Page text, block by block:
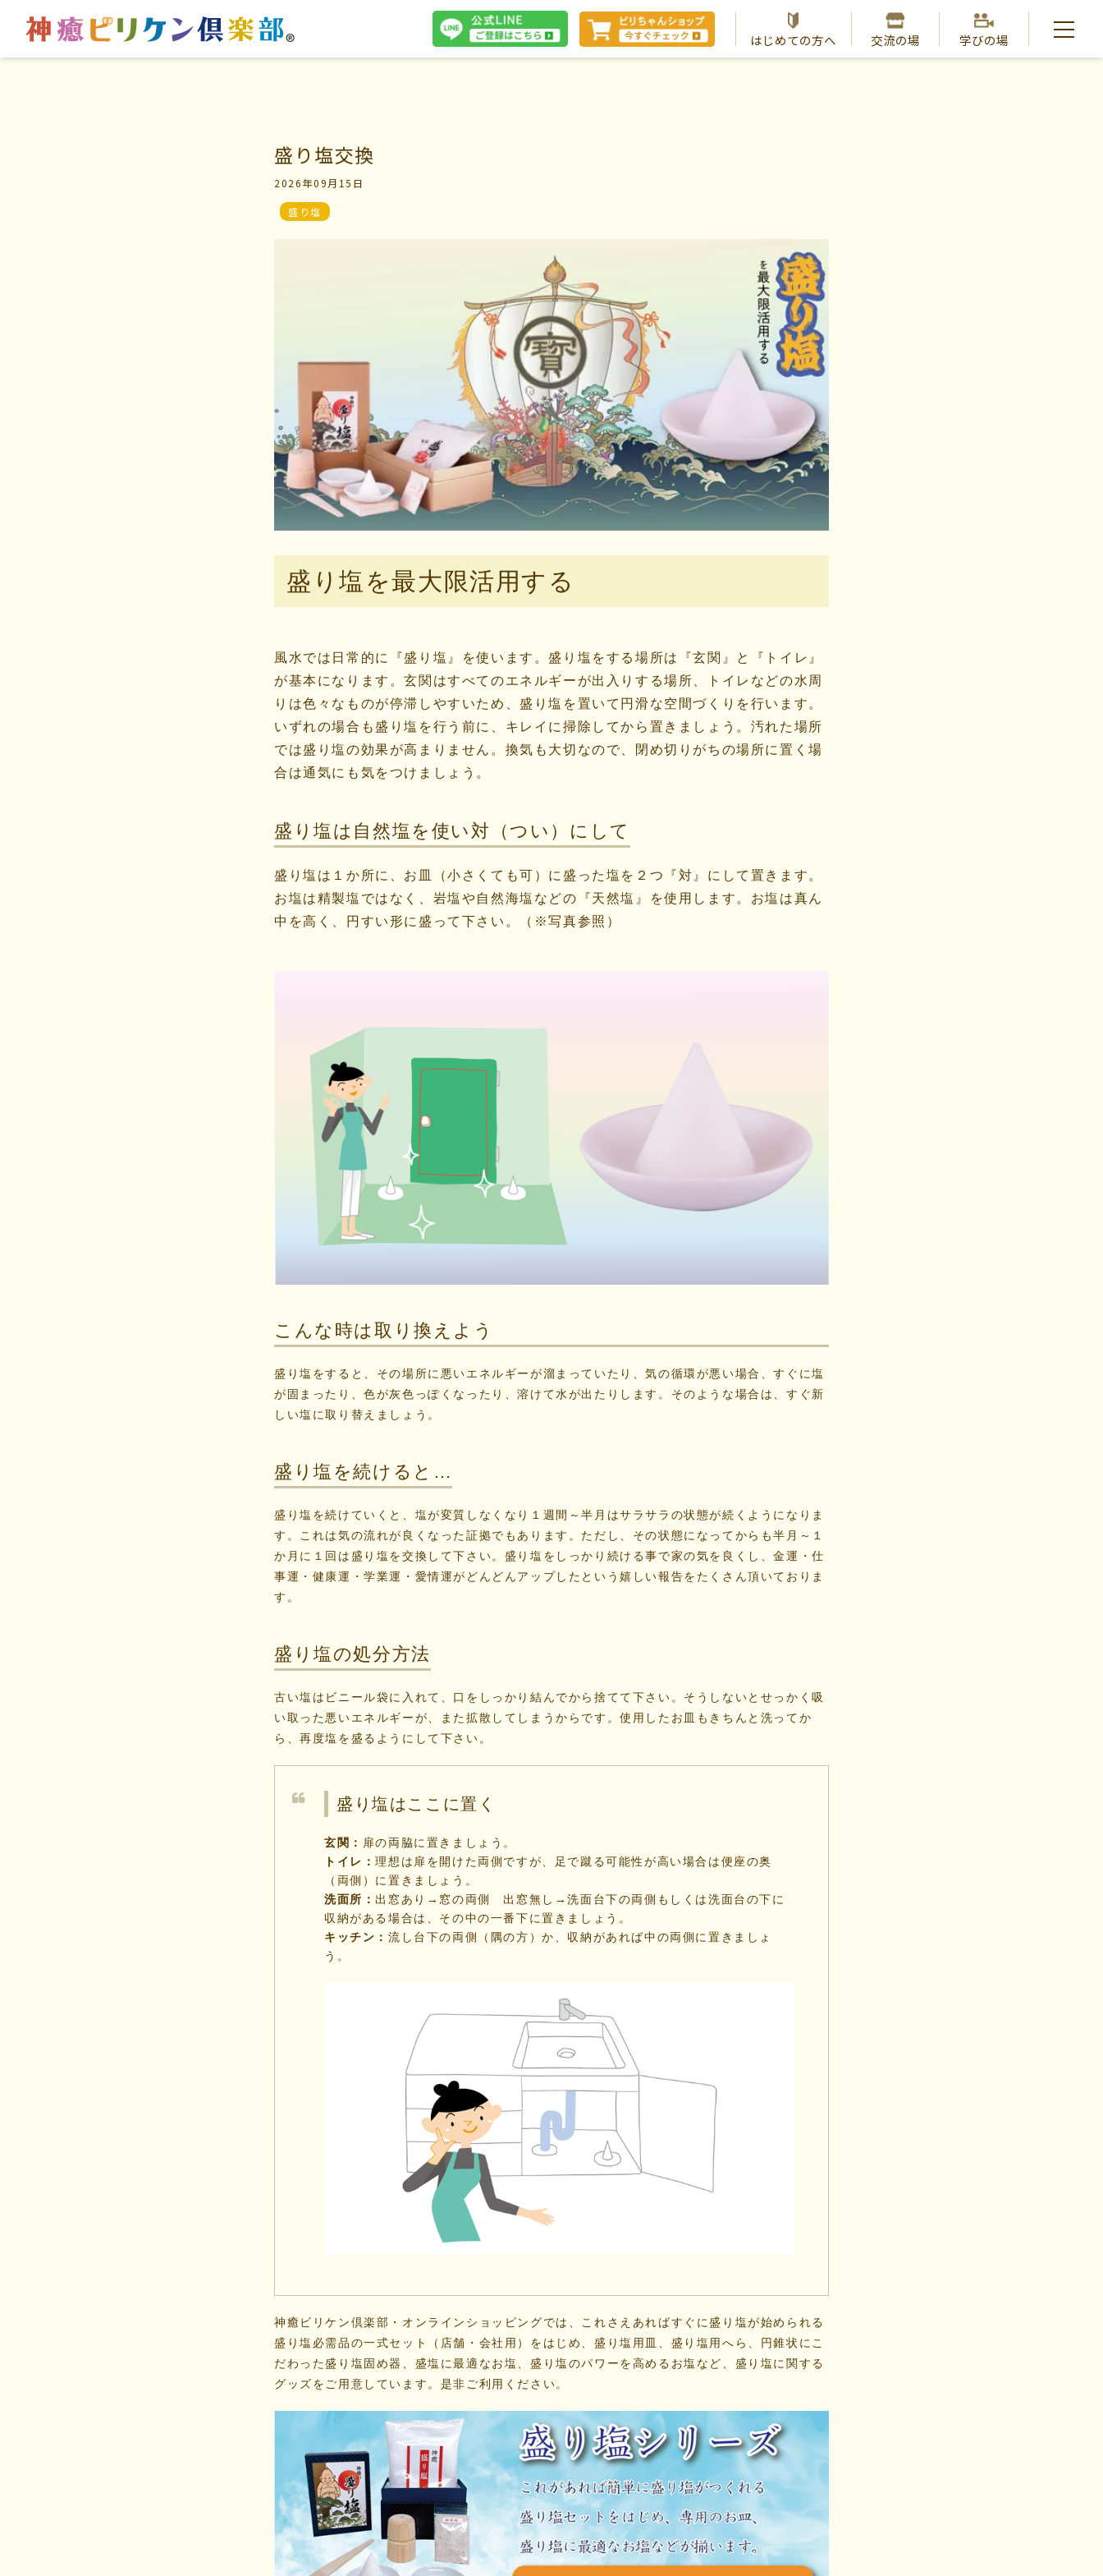
はじめての方へ 交流の場 学びの場
マイビリちゃん診断
盛り塩交換
2026年09月15日
盛り塩
盛り塩を最大限活用する
風水では日常的に『盛り塩』を使います。盛り塩をする場所は『玄関』と『トイレ』
が基本になります。玄関はすべてのエネルギーが出入りする場所、トイレなどの水周
りは色々なものが停滞しやすいため、盛り塩を置いて円滑な空間づくりを行います。
いずれの場合も盛り塩を行う前に、キレイに掃除してから置きましょう。汚れた場所
では盛り塩の効果が高まりません。換気も大切なので、閉め切りがちの場所に置く場
合は通気にも気をつけましょう。
盛り塩は自然塩を使い対（つい）にして
盛り塩は１か所に、お皿（小さくても可）に盛った塩を２つ『対』にして置きます。
お塩は精製塩ではなく、岩塩や自然海塩などの『天然塩』を使用します。お塩は真ん
中を高く、円すい形に盛って下さい。（※写真参照）
こんな時は取り換えよう
盛り塩をすると、その場所に悪いエネルギーが溜まっていたり、気の循環が悪い場合、すぐに塩
が固まったり、色が灰色っぽくなったり、溶けて水が出たりします。そのような場合は、すぐ新
しい塩に取り替えましょう。
盛り塩を続けると…
盛り塩を続けていくと、塩が変質しなくなり１週間～半月はサラサラの状態が続くようになりま
す。これは気の流れが良くなった証拠でもあります。ただし、その状態になってからも半月～１
か月に１回は盛り塩を交換して下さい。盛り塩をしっかり続ける事で家の気を良くし、金運・仕
事運・健康運・学業運・愛情運がどんどんアップしたという嬉しい報告をたくさん頂いておりま
す。
盛り塩の処分方法
古い塩はビニール袋に入れて、口をしっかり結んでから捨てて下さい。そうしないとせっかく吸
い取った悪いエネルギーが、また拡散してしまうからです。使用したお皿もきちんと洗ってか
ら、再度塩を盛るようにして下さい。
盛り塩はここに置く
玄関： 扉の両脇に置きましょう。
トイレ：理想は扉を開けた両側ですが、足で蹴る可能性が高い場合は便座の奥
（両側）に置きましょう。
洗面所：出窓あり→窓の両側 出窓無し→洗面台下の両側もしくは洗面台の下に
収納がある場合は、その中の一番下に置きましょう。
キッチン： 流し台下の両側（隅の方）か、収納があれば中の両側に置きましょ
う。
神癒ビリケン倶楽部・オンラインショッピングでは、これさえあればすぐに盛り塩が始められる
盛り塩必需品の一式セット（店舗・会社用）をはじめ、盛り塩用皿、盛り塩用へら、円錐状にこ
だわった盛り塩固め器、盛塩に最適なお塩、盛り塩のパワーを高めるお塩など、盛り塩に関する
グッズをご用意しています。是非ご利用ください。